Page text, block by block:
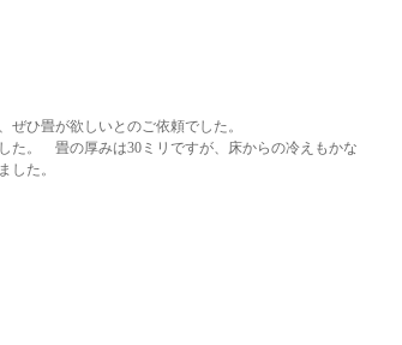
ひ畳が欲しいとのご依頼でした。
た。 畳の厚みは30ミリですが、床からの冷えもかな
した。